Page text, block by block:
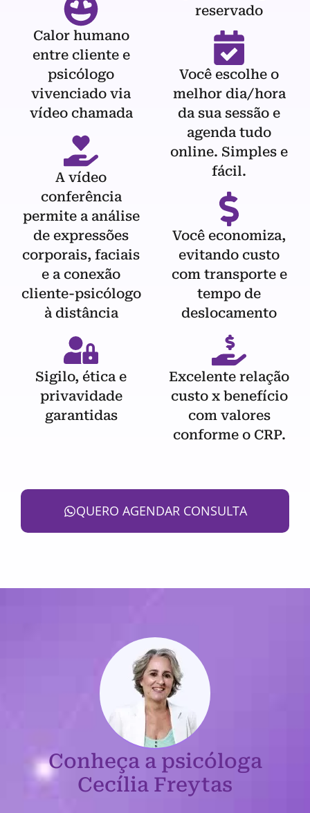
Calor humano
entre cliente e
psicólogo
vivenciado via
vídeo chamada
A vídeo
conferência
permite a análise
de expressões
corporais, faciais
e a conexão
cliente-psicólogo
à distância
Sigilo, ética e
privavidade
garantidas
reservado
Você escolhe o
melhor dia/hora
da sua sessão e
agenda tudo
online. Simples e
fácil.
Você economiza,
evitando custo
com transporte e
tempo de
deslocamento
Excelente relação
custo x benefício
com valores
conforme o CRP.
QUERO AGENDAR CONSULTA
Conheça a psicóloga
Cecília Freytas